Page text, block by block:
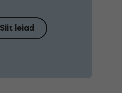
Siit leiad